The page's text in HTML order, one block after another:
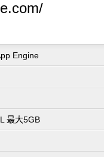
Engine
最大5GB